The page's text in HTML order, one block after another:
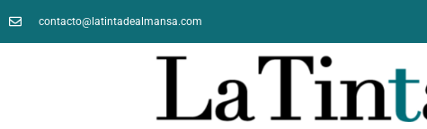
contacto@latintadealmansa.com